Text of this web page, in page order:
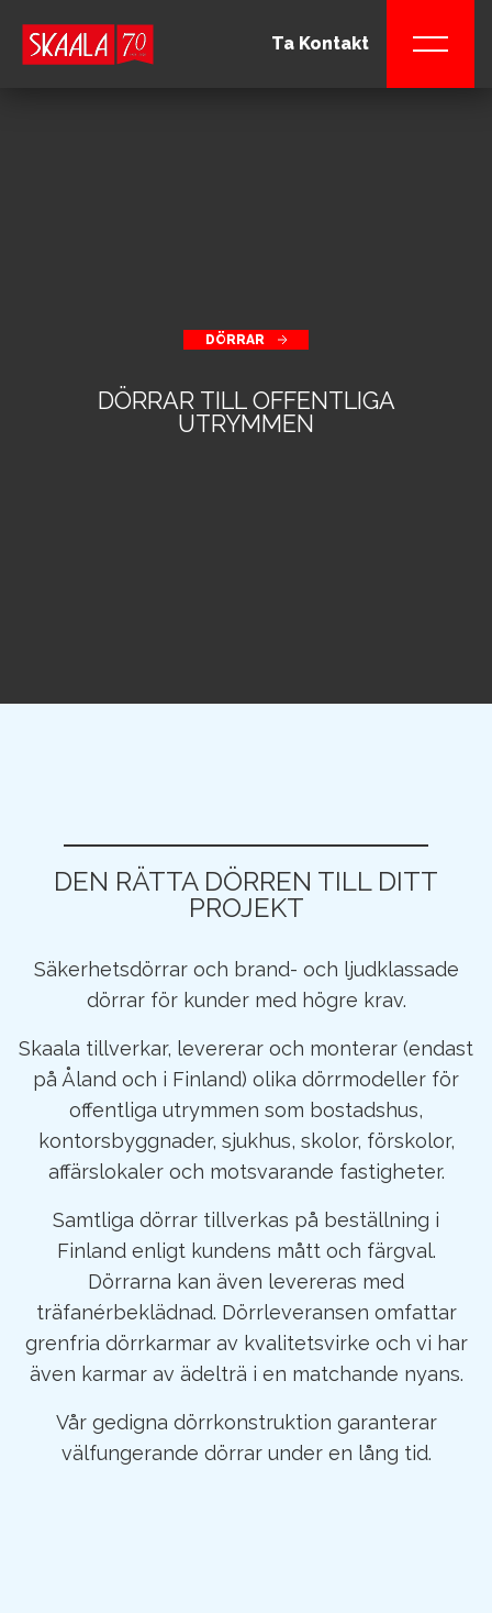
Ta Kontakt
DÖRRAR
DÖRRAR TILL OFFENTLIGA
UTRYMMEN
DEN RÄTTA DÖRREN TILL DITT
PROJEKT
Säkerhetsdörrar och brand- och ljudklassade
dörrar för kunder med högre krav.
Skaala tillverkar, levererar och monterar (endast
på Åland och i Finland) olika dörrmodeller för
offentliga utrymmen som bostadshus,
kontorsbyggnader, sjukhus, skolor, förskolor,
affärslokaler och motsvarande fastigheter.
Samtliga dörrar tillverkas på beställning i
Finland enligt kundens mått och färgval.
Dörrarna kan även levereras med
träfanérbeklädnad. Dörrleveransen omfattar
grenfria dörrkarmar av kvalitetsvirke och vi har
även karmar av ädelträ i en matchande nyans.
Vår gedigna dörrkonstruktion garanterar
välfungerande dörrar under en lång tid.